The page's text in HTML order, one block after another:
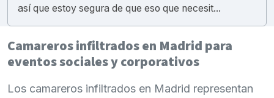
así que estoy segura de que eso que necesit...
Camareros infiltrados en Madrid para
eventos sociales y corporativos
Los camareros infiltrados en Madrid representan